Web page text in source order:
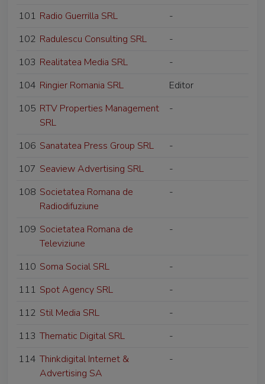
101 Radio Guerrilla SRL
-
102 Radulescu Consulting SRL
-
103 Realitatea Media SRL
-
104 Ringier Romania SRL
Editor
105 RTV Properties Management
SRL
-
106 Sanatatea Press Group SRL
-
107 Seaview Advertising SRL
-
108 Societatea Romana de
Radiodifuziune
-
109 Societatea Romana de
Televiziune
-
110 Soma Social SRL
-
111 Spot Agency SRL
-
112 Stil Media SRL
-
113 Thematic Digital SRL
-
114 Thinkdigital Internet &
Advertising SA
-